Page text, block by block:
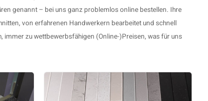
genannt – bei uns ganz problemlos online bestellen. Ihre
von erfahrenen Handwerkern bearbeitet und schnell
zu wettbewerbsfähigen (Online-)Preisen, was für uns